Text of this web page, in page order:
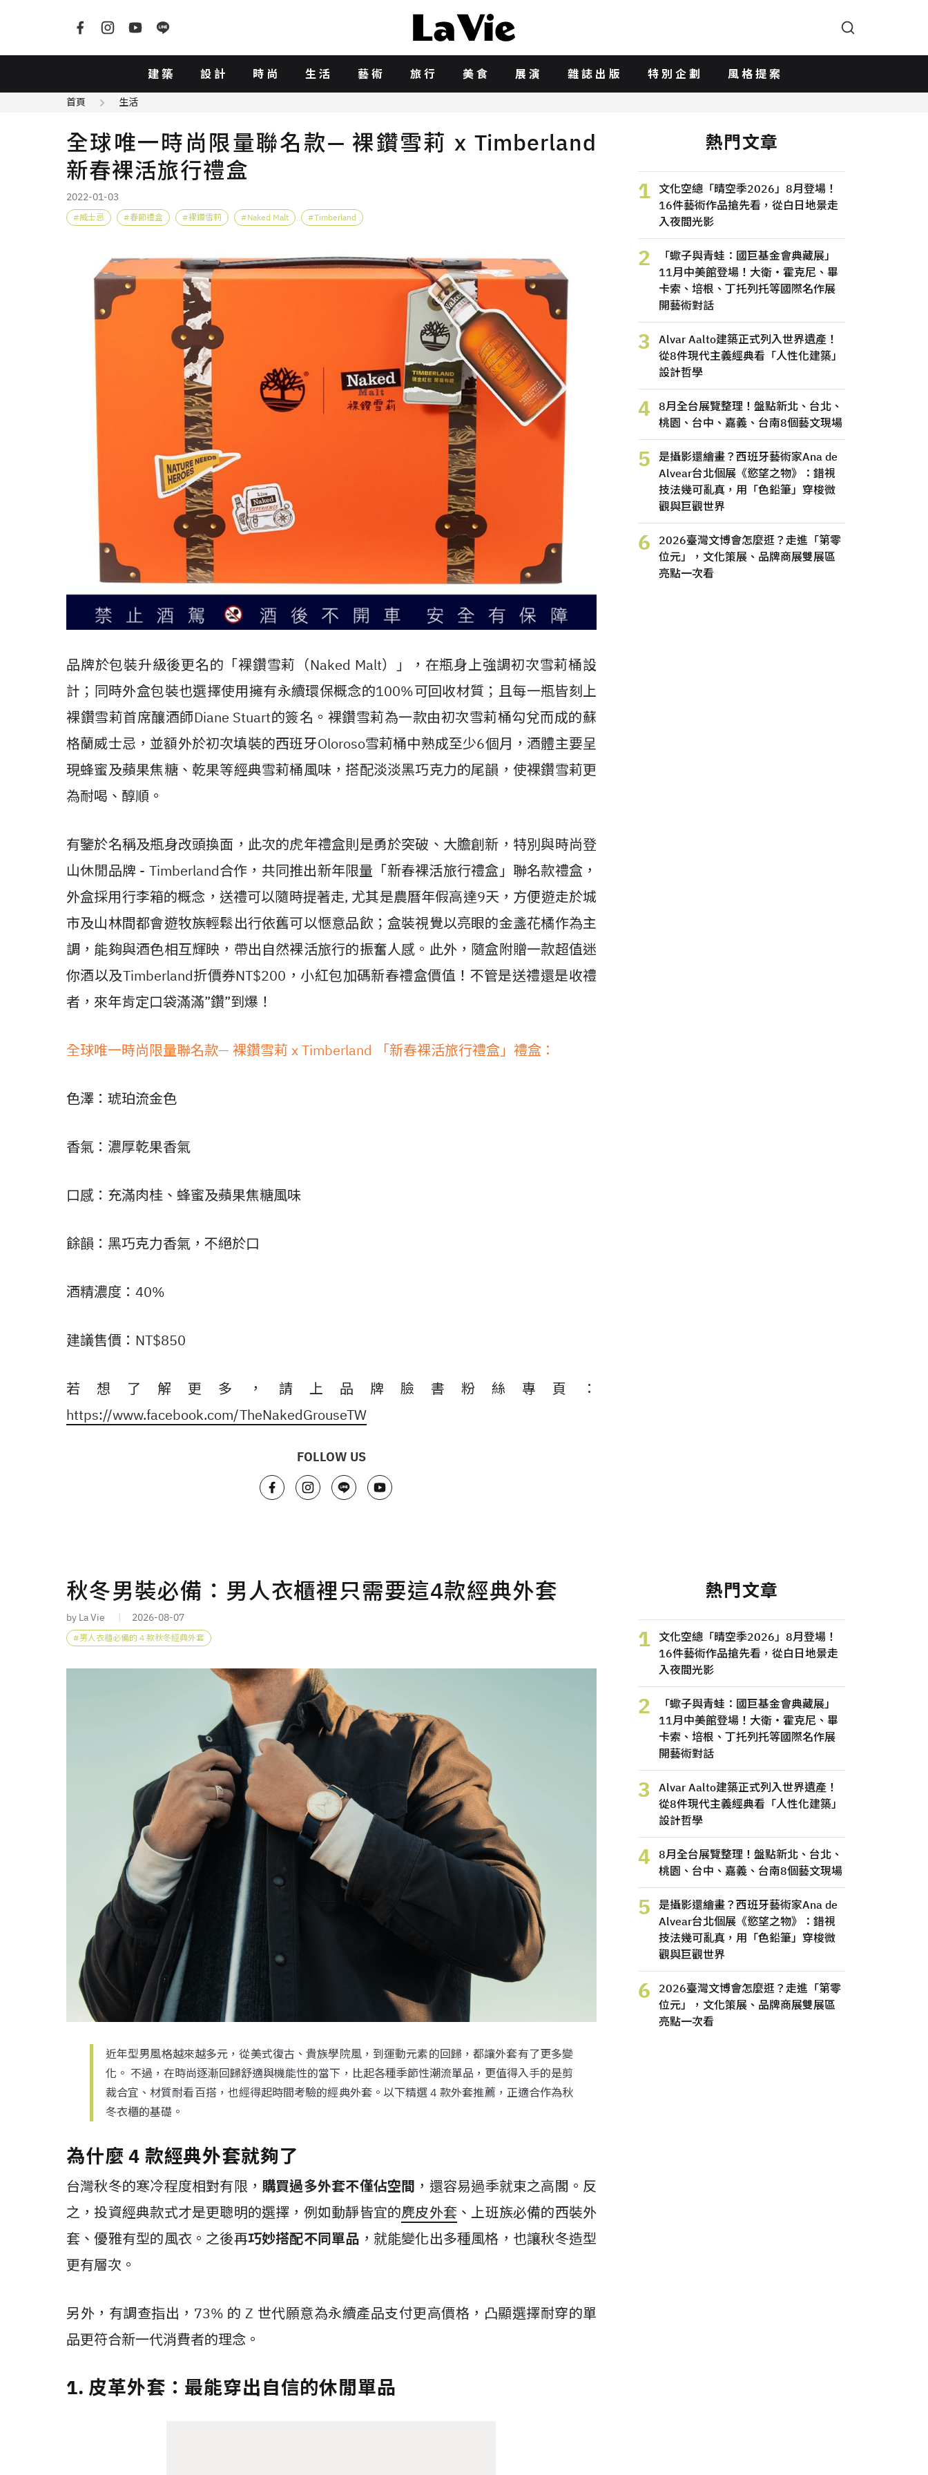
建築 設計 時尚 生活 藝術 旅行 美食 展演 雜誌出版 特別企劃 風格提案
首頁 生活
全球唯一時尚限量聯名款— 裸鑽雪莉 x Timberland
新春裸活旅行禮盒
2022-01-03
威士忌 春節禮盒 裸鑽雪莉 Naked Malt Timberland
品牌於包裝升級後更名的「裸鑽雪莉（Naked Malt）」，在瓶身上強調初次雪莉桶設
計；同時外盒包裝也選擇使用擁有永續環保概念的100%可回收材質；且每一瓶皆刻上
裸鑽雪莉首席釀酒師Diane Stuart的簽名。裸鑽雪莉為一款由初次雪莉桶勾兌而成的蘇
格蘭威士忌，並額外於初次填裝的西班牙Oloroso雪莉桶中熟成至少6個月，酒體主要呈
現蜂蜜及蘋果焦糖、乾果等經典雪莉桶風味，搭配淡淡黑巧克力的尾韻，使裸鑽雪莉更
為耐喝、醇順。
有鑒於名稱及瓶身改頭換面，此次的虎年禮盒則是勇於突破、大膽創新，特別與時尚登
山休閒品牌 - Timberland合作，共同推出新年限量「新春裸活旅行禮盒」聯名款禮盒，
外盒採用行李箱的概念，送禮可以隨時提著走, 尤其是農曆年假高達9天，方便遊走於城
市及山林間都會遊牧族輕鬆出行依舊可以愜意品飲；盒裝視覺以亮眼的金盞花橘作為主
調，能夠與酒色相互輝映，帶出自然裸活旅行的振奮人感。此外，隨盒附贈一款超值迷
你酒以及Timberland折價券NT$200，小紅包加碼新春禮盒價值！不管是送禮還是收禮
者，來年肯定口袋滿滿”鑽”到爆！
全球唯一時尚限量聯名款— 裸鑽雪莉 x Timberland 「新春裸活旅行禮盒」禮盒：
色澤：琥珀流金色
香氣：濃厚乾果香氣
口感：充滿肉桂、蜂蜜及蘋果焦糖風味
餘韻：黑巧克力香氣，不絕於口
酒精濃度：40%
建議售價：NT$850
若想了解更多，請上品牌臉書粉絲專頁：
https://www.facebook.com/TheNakedGrouseTW
FOLLOW US
熱門文章
1
文化空總「晴空季2026」8月登場！
16件藝術作品搶先看，從白日地景走
入夜間光影
2
「蠍子與青蛙：國巨基金會典藏展」
11月中美館登場！大衛・霍克尼、畢
卡索、培根、丁托列托等國際名作展
開藝術對話
3
Alvar Aalto建築正式列入世界遺產！
從8件現代主義經典看「人性化建築」
設計哲學
4
8月全台展覽整理！盤點新北、台北、
桃園、台中、嘉義、台南8個藝文現場
5
是攝影還繪畫？西班牙藝術家Ana de
Alvear台北個展《慾望之物》：錯視
技法幾可亂真，用「色鉛筆」穿梭微
觀與巨觀世界
6
2026臺灣文博會怎麼逛？走進「第零
位元」，文化策展、品牌商展雙展區
亮點一次看
秋冬男裝必備：男人衣櫃裡只需要這4款經典外套
by La Vie 2026-08-07
男人衣櫃必備的 4 款秋冬經典外套
近年型男風格越來越多元，從美式復古、貴族學院風，到運動元素的回歸，都讓外套有了更多變
化。 不過，在時尚逐漸回歸舒適與機能性的當下，比起各種季節性潮流單品，更值得入手的是剪
裁合宜、材質耐看百搭，也經得起時間考驗的經典外套。以下精選 4 款外套推薦，正適合作為秋
冬衣櫃的基礎。
為什麼 4 款經典外套就夠了
台灣秋冬的寒冷程度相對有限， 購買過多外套不僅佔空間 ，還容易過季就束之高閣。反
之，投資經典款式才是更聰明的選擇，例如動靜皆宜的麂皮外套 、上班族必備的西裝外
套、優雅有型的風衣。之後再巧妙搭配不同單品 ，就能變化出多種風格，也讓秋冬造型
更有層次。
另外，有調查指出， 73% 的 Z 世代願意為永續產品支付更高價格，凸顯選擇耐穿的單
品更符合新一代消費者的理念。
1. 皮革外套：最能穿出自信的休閒單品
熱門文章
1
文化空總「晴空季2026」8月登場！
16件藝術作品搶先看，從白日地景走
入夜間光影
2
「蠍子與青蛙：國巨基金會典藏展」
11月中美館登場！大衛・霍克尼、畢
卡索、培根、丁托列托等國際名作展
開藝術對話
3
Alvar Aalto建築正式列入世界遺產！
從8件現代主義經典看「人性化建築」
設計哲學
4
8月全台展覽整理！盤點新北、台北、
桃園、台中、嘉義、台南8個藝文現場
5
是攝影還繪畫？西班牙藝術家Ana de
Alvear台北個展《慾望之物》：錯視
技法幾可亂真，用「色鉛筆」穿梭微
觀與巨觀世界
6
2026臺灣文博會怎麼逛？走進「第零
位元」，文化策展、品牌商展雙展區
亮點一次看